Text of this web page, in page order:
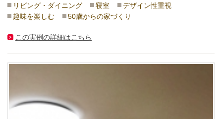
リビング・ダイニング 寝室
デザイン性重視
趣味を楽しむ
50歳からの家づくり
この実例の詳細はこちら